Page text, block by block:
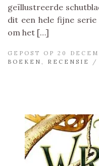
geïllustreerde
dit een hele fijne
om het […]
GEPOST OP 20
BOEKEN
RECENSIE /